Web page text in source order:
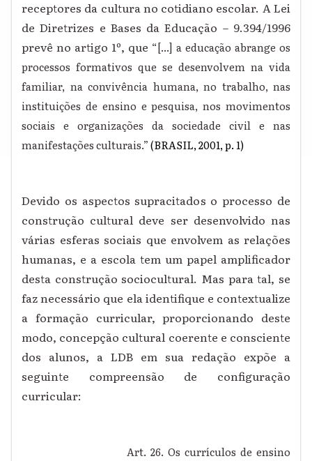
receptores da cultura no cotidiano escolar. A Lei
de Diretrizes e Bases da Educação – 9.394/1996
prevê no artigo 1º, que “[...] a educação abrange os
processos formativos que se desenvolvem na vida
familiar, na convivência humana, no trabalho, nas
instituições de ensino e pesquisa, nos movimentos
sociais e organizações da sociedade civil e nas
manifestações culturais.”(BRASIL, 2001, p. 1)
Devido os aspectos supracitados o processo de
construção cultural deve ser desenvolvido nas
várias esferas sociais que envolvem as relações
humanas, e a escola tem um papel amplificador
desta construção sociocultural. Mas para tal, se
faz necessário que ela identifique e contextualize
a formação curricular, proporcionando deste
modo, concepção cultural coerente e consciente
dos alunos, a LDB em sua redação expõe a
seguinte compreensão de configuração
curricular:
Art. 26. Os currículos de ensino